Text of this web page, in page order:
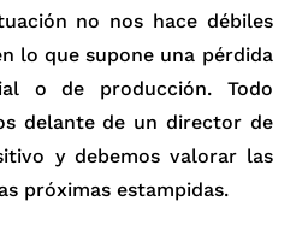
no nos hace débiles
lo que supone una pérdida
o de producción. Todo
delante de un director de
y debemos valorar las
próximas estampidas.